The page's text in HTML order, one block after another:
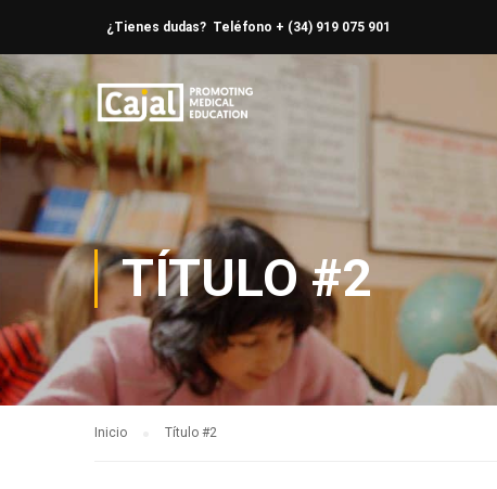
¿Tienes dudas? Teléfono + (34) 919 075 901
TÍTULO #2
Inicio Título #2